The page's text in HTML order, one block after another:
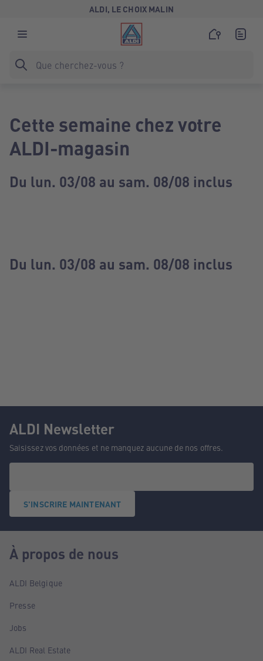
ALDI, LE CHOIX MALIN
Cette semaine chez votre
ALDI-magasin
Du lun. 03/08 au sam. 08/08 inclus
Du lun. 03/08 au sam. 08/08 inclus
ALDI Newsletter
Saisissez vos données et ne manquez aucune de nos offres.
S'INSCRIRE MAINTENANT
À propos de nous
ALDI Belgique
Presse
Jobs
ALDI Real Estate